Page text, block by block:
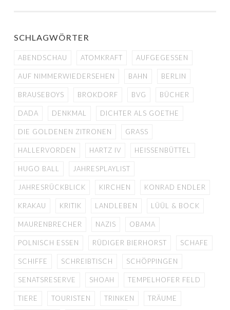
SCHLAGWÖRTER
ABENDSCHAU ATOMKRAFT AUFGEGESSEN
AUF NIMMERWIEDERSEHEN BAHN BERLIN
BRAUSEBOYS BROKDORF BVG BÜCHER
DADA DENKMAL DICHTER ALS GOETHE
DIE GOLDENEN ZITRONEN GRASS
HALLERVORDEN HARTZ IV HEISSENBÜTTEL
HUGO BALL JAHRESPLAYLIST
JAHRESRÜCKBLICK KIRCHEN KONRAD ENDLER
KRAKAU KRITIK LANDLEBEN LÜÜL & BOCK
MAURENBRECHER NAZIS OBAMA
POLNISCH ESSEN RÜDIGER BIERHORST SCHAFE
SCHIFFE SCHREIBTISCH SCHÖPPINGEN
SENATSRESERVE SHOAH TEMPELHOFER FELD
TIERE TOURISTEN TRINKEN TRÄUME